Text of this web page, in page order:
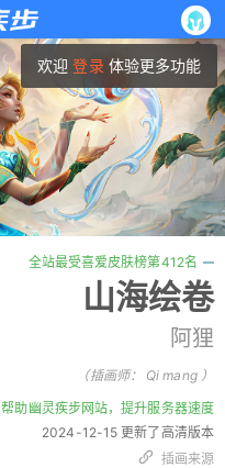
欢迎 登录 体验更多功能
全站最受喜爱皮肤榜第412名
山海绘卷
阿狸
（插画师： Qi mang）
帮助幽灵疾步网站，提升服务器速度
2024-12-15 更新了高清版本
插画来源